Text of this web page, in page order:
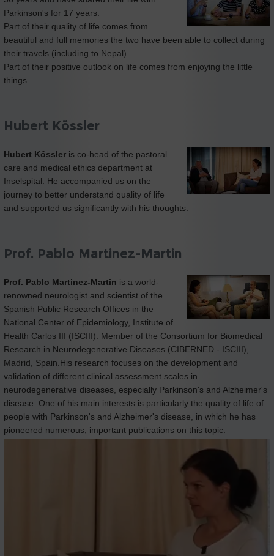
Parkinson's for 17 years.
Part of their quality of life comes from
beautiful and full memories the two have been able to collect during
their travels (including to Nepal).
Part of their positive outlook on life comes from enjoying the little
things.
Hubert Kössler
Hubert Kössler is co-head of the pastoral
care and medical ethics department at
Inselspital. He accompanied us on the
journey to better understand quality of life
and supported us significantly with his thoughts.
Prof. Pablo Martinez-Martin
Prof. Pablo Martinez-Martin is a world-
renowned neurologist and scientist of the
Spanish Public Research Offices in the
National Center of Epidemiology, Institute of
Health Carlos III (ISCIII). Member of the Consortium for Biomedical
Research in Neurodegenerative Diseases (CIBERNED - ISCIII),
Madrid, Spain.His research focuses on the development and
validation of different clinical assessment scales in
neurodegenerative diseases, especially Parkinson's and Alzheimer's
disease. One of his main interests is particularly the quality of life of
people with Parkinson's and Alzheimer's disease, in which he has
pioneered numerous, important publications on this topic.